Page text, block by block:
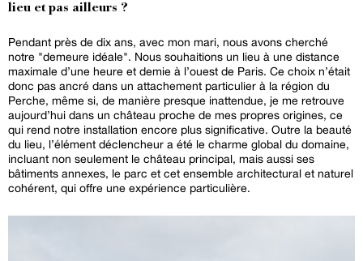
lieu et pas ailleurs ?
Pendant près de dix ans, avec mon mari, nous avons cherché
notre "demeure idéale". Nous souhaitions un lieu à une distance
maximale d’une heure et demie à l’ouest de Paris. Ce choix n’était
donc pas ancré dans un attachement particulier à la région du
Perche, même si, de manière presque inattendue, je me retrouve
aujourd’hui dans un château proche de mes propres origines, ce
qui rend notre installation encore plus significative. Outre la beauté
du lieu, l’élément déclencheur a été le charme global du domaine,
incluant non seulement le château principal, mais aussi ses
bâtiments annexes, le parc et cet ensemble architectural et naturel
cohérent, qui offre une expérience particulière.